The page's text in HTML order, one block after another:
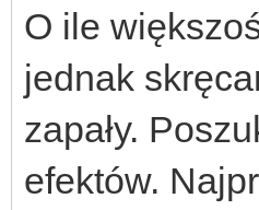
O ile
jednak
zapały.
efektów.